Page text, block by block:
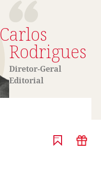
Carlos
Rodrigues
Diretor-Geral
Editorial